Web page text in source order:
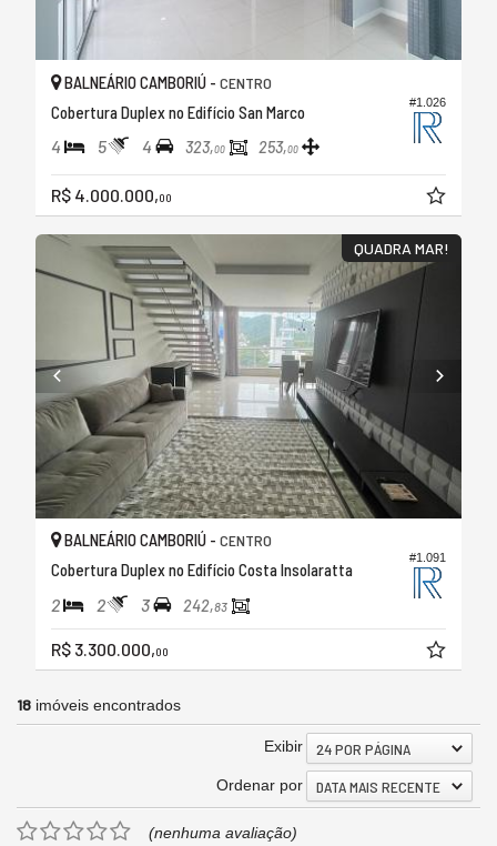
#1.026
BALNEÁRIO CAMBORIÚ - CENTRO
Cobertura Duplex no Edifício San Marco
4 5 4 323,00 253,00
R$ 4.000.000,00
QUADRA MAR!
#1.091
BALNEÁRIO CAMBORIÚ - CENTRO
Cobertura Duplex no Edifício Costa Insolaratta
2 2 3 242,83
R$ 3.300.000,00
18 imóveis encontrados
Exibir 24 POR PÁGINA
Ordenar por DATA MAIS RECENTE
(nenhuma avaliação)